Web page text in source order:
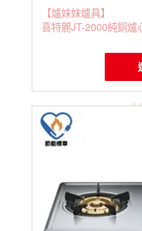
【爐妹妹爐具】
喜特麗JT-2000純銅爐